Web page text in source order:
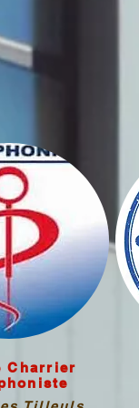
Charrier